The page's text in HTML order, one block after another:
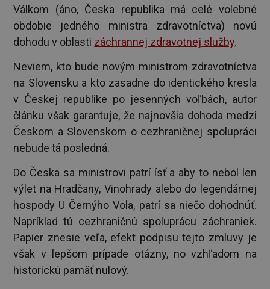
Válkom (áno, Česka republika má celé volebné
obdobie jedného ministra zdravotníctva) novú
dohodu v oblasti záchrannej zdravotnej služby.
Neviem, kto bude novým ministrom zdravotníctva
na Slovensku a kto zasadne do identického kresla
v Českej republike po jesenných voľbách, autor
článku však garantuje, že najnovšia dohoda medzi
Českom a Slovenskom o cezhraničnej spolupráci
nebude tá posledná.
Do Česka sa ministrovi patrí ísť a aby to nebol len
výlet na Hradčany, Vinohrady alebo do legendárnej
hospody U Černýho Vola, patrí sa niečo dohodnúť.
Napríklad tú cezhraničnú spoluprácu záchraniek.
Papier znesie veľa, efekt podpisu tejto zmluvy je
však v lepšom prípade otázny, no vzhľadom na
historickú pamäť nulový.